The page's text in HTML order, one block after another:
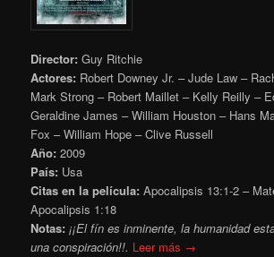
Director: Guy Ritchie
Actores: Robert Downey Jr. – Jude Law –
Mark Strong – Robert Maillet – Kelly Reilly –
Geraldine James – William Houston – Hans
Fox – William Hope – Clive Russell
Año: 2009
País: Usa
Citas en la película: Apocalipsis 13:1-2 –
Apocalipsis 1:18
Notas:¡¡El fín es inminente, la humanidad
una conspiración!!. Leer más →